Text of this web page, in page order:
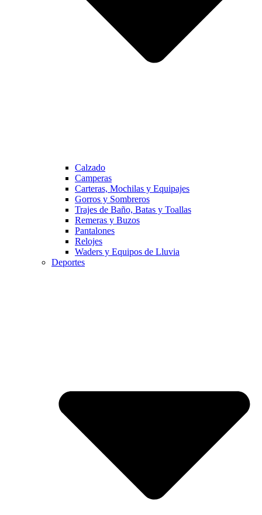
Calzado
Camperas
Carteras, Mochilas y Equipajes
Gorros y Sombreros
Trajes de Baño, Batas y Toallas
Remeras y Buzos
Pantalones
Relojes
Waders y Equipos de Lluvia
Deportes